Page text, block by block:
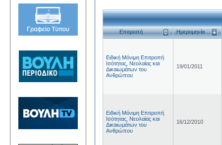
Επιτροπή Ημερομηνία
Ειδική Μόνιμη Επιτροπή
Ισότητας, Νεολαίας και
Δικαιωμάτων του
Ανθρώπου
19/01/2011
Ειδική Μόνιμη Επιτροπή
Ισότητας, Νεολαίας και
Δικαιωμάτων του
Ανθρώπου
16/12/2010